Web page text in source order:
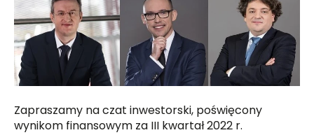
Zapraszamy na czat inwestorski, poświęcony
wynikom finansowym za III kwartał 2022 r.